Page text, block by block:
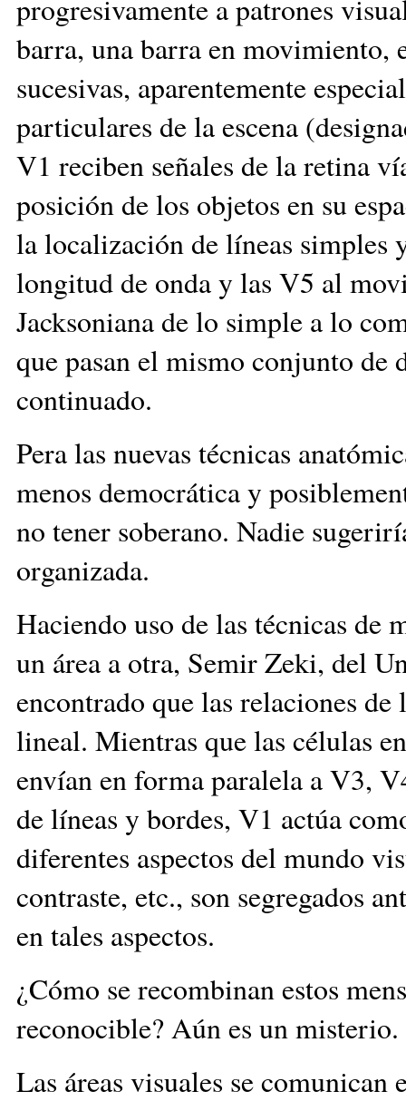
progresivamente a patrones
barra, una barra en movimiento,
sucesivas, aparentemente
particulares de la escena
V1 reciben señales de la retina
posición de los objetos en su
la localización de líneas simples
longitud de onda y las V5 al
Jacksoniana de lo simple a lo
que pasan el mismo conjunto de
continuado.
Pera las nuevas técnicas
menos democrática y
no tener soberano. Nadie
organizada.
Haciendo uso de las técnicas de
un área a otra, Semir Zeki, del
encontrado que las relaciones de
lineal. Mientras que las células
envían en forma paralela a V3,
de líneas y bordes, V1 actúa
diferentes aspectos del mundo
contraste, etc., son segregados
en tales aspectos.
¿Cómo se recombinan estos
reconocible? Aún es un
Las áreas visuales se